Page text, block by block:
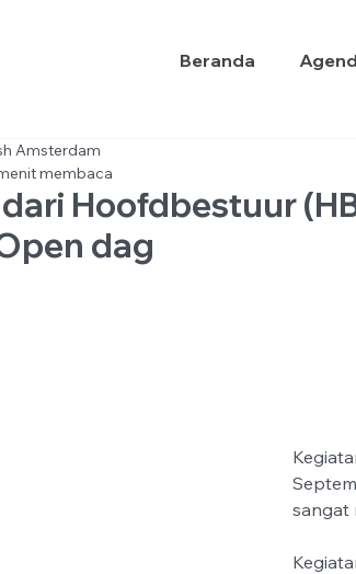
Beranda
Hoofdbestuur
dag
Amsterdam
membaca
bintang.
sangat